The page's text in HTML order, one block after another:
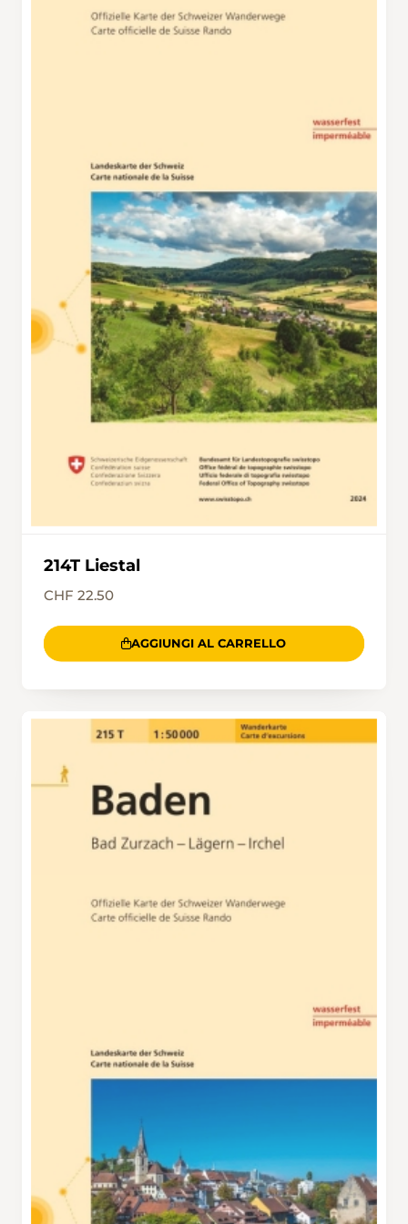
Barmelweid durch, danach geht es steil
den Jura. Es folgt ein Wegstück durch weite
Loränzebad, dann hinauf zur Barmelweid,
weiter oben auf einen balkonartigen
Panoramaweg hinüber zur Romatt. Danach ist
ein steiler Abstieg zum Dorf Oltingen zu
bewältigen, und gleich geht es durch
Kirschbaumhaine bergwärts zur Zigflue und
hinunter nach Zeglingen. In Rünenberg biegt
der Weg links ab und in die Schlucht des
Stierengraben, führt durch ein sanftes Tal
hinaus bis zum Bahnhof Sommerau für die
Rückfahrt nach Olten. Nur kurze Stücke sind
auf Asphalt zu wandern.
214T Liestal
CHF 22.50
AGGIUNGI AL CARRELLO